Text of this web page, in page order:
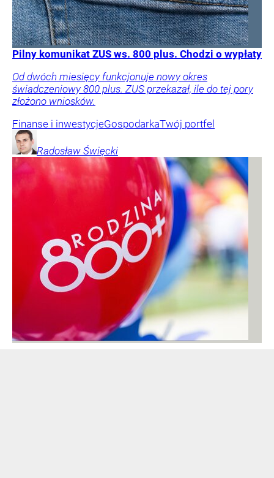
Pilny komunikat ZUS ws. 800 plus. Chodzi o wypłaty
Od dwóch miesięcy funkcjonuje nowy okres
świadczeniowy 800 plus. ZUS przekazał, ile do tej pory
złożono wniosków.
Finanse i inwestycjeGospodarkaTwój portfel
Radosław Święcki